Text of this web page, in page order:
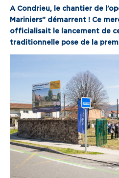
Vous êtes
Services aux
Innovation
Qui sommes-
Notre vision
Notre projet
Notre organisation
A Condrieu, le chantier de
Mariniers” démarrent ! Ce
officialisait le lancement de
traditionnelle pose de la